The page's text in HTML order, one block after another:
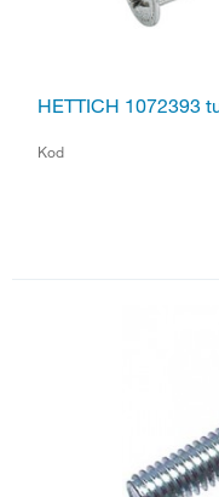
HETTICH 1072393
Kod